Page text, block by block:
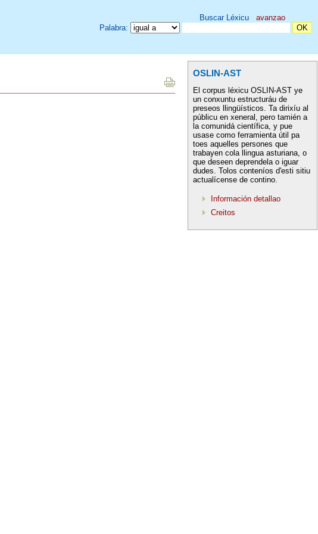
Buscar Léxicu avanzao
Palabra:
OSLIN-AST
El corpus léxicu OSLIN-AST ye
un conxuntu estructuráu de
preseos llingüísticos. Ta dirixíu al
públicu en xeneral, pero tamién a
la comunidá científica, y pue
usase como ferramienta útil pa
toes aquelles persones que
trabayen cola llingua asturiana, o
que deseen deprendela o iguar
dudes. Tolos conteníos d'esti sitiu
actualícense de contino.
Información detallao
Creitos